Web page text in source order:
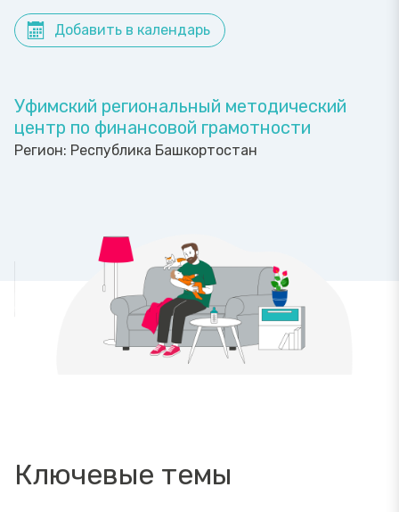
Добавить в календарь
Уфимский региональный методический
центр по финансовой грамотности
Регион: Республика Башкортостан
Ключевые темы